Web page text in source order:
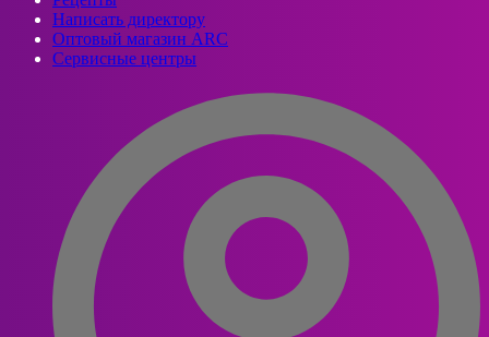
Написать директору
Оптовый магазин ARC
Сервисные центры